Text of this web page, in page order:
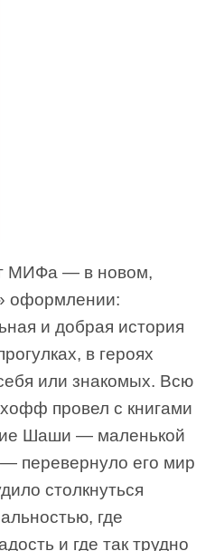
МИФа — в новом,
оформлении:
и добрая история
в героях
или знакомых. Всю
провел с книгами
Шаши — маленькой
перевернуло его мир
столкнуться
где
и где так трудно